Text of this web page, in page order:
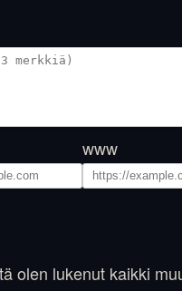
www
olen lukenut kaikki